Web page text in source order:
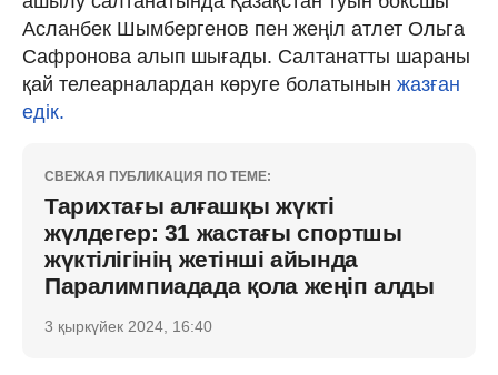
Асланбек Шымбергенов пен жеңіл атлет Ольга
Сафронова алып шығады. Салтанатты шараны
қай телеарналардан көруге болатынын жазған
едік.
СВЕЖАЯ ПУБЛИКАЦИЯ ПО ТЕМЕ:
Тарихтағы алғашқы жүкті
жүлдегер: 31 жастағы спортшы
жүктілігінің жетінші айында
Паралимпиадада қола жеңіп алды
3 қыркүйек 2024, 16:40